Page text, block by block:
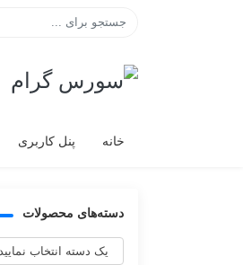
خانه پنل کاربری
دسته‌های محصولات